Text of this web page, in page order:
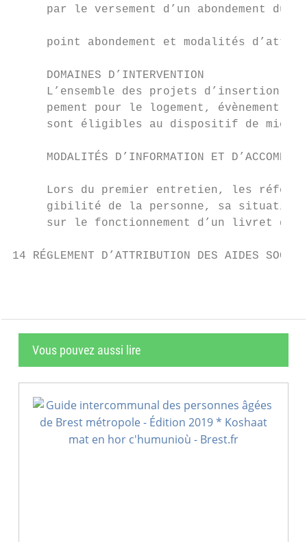
par le versement d’un abondement du
point abondement et modalités
DOMAINES D’INTERVENTION
L’ensemble des projets d’insertion
pement pour le logement, évènement
sont éligibles au dispositif de
MODALITÉS D’INFORMATION ET
Lors du premier entretien, les
gibilité de la personne, sa
sur le fonctionnement d’un livret de
14 RÉGLEMENT D’ATTRIBUTION DES AIDES
Vous pouvez aussi lire